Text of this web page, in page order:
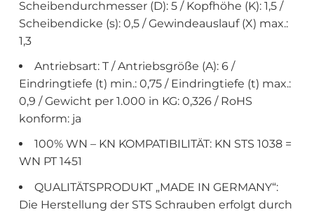
Scheibendurchmesser (D): 5 / Kopfhöhe (K): 1,5 /
Scheibendicke (s): 0,5 / Gewindeauslauf (X) max.:
1,3
Antriebsart: T / Antriebsgröße (A): 6 /
Eindringtiefe (t) min.: 0,75 / Eindringtiefe (t) max.:
0,9 / Gewicht per 1.000 in KG: 0,326 / RoHS
konform: ja
100% WN – KN KOMPATIBILITÄT: KN STS 1038 =
WN PT 1451
QUALITÄTSPRODUKT „MADE IN GERMANY“:
Die Herstellung der STS Schrauben erfolgt durch